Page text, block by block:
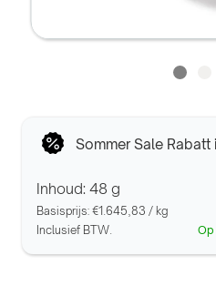
Sommer Sale Rabatt
Inhoud: 48 g
Basisprijs: €1.645,83 / kg
Inclusief BTW.
Op